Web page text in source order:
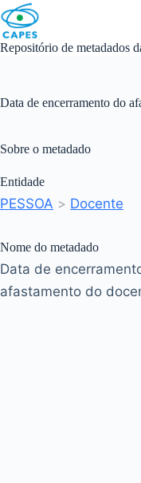
Skip
to
content
Repositório de metadados
Data de encerramento do
Sobre o metadado
Entidade
PESSOA > Docente
Nome do metadado
Data de
afastamento do